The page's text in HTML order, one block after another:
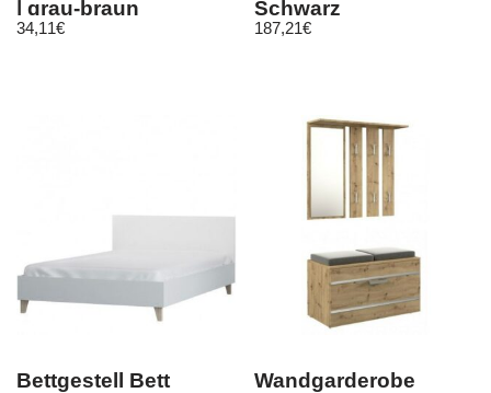
| grau-braun
34,11€
Schwarz
187,21€
Bettgestell Bett
Wandgarderobe